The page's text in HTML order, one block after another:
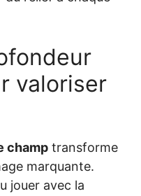
valoriser
champ transforme
marquante.
jouer avec la